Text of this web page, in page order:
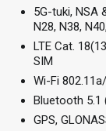
5G-tuki, NSA
N28, N38,
LTE Cat.
SIM
Wi-Fi
Bluetooth 5.1
GPS,